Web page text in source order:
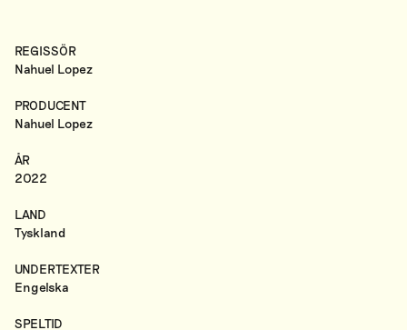
REGISSÖR
Nahuel Lopez
PRODUCENT
Nahuel Lopez
ÅR
2022
LAND
Tyskland
UNDERTEXTER
Engelska
SPELTID